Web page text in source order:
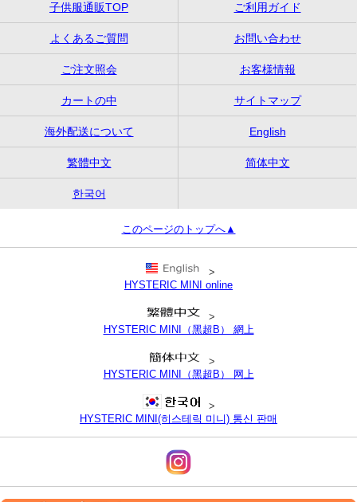
子供服通販TOP ご利用ガイド
よくあるご質問 お問い合わせ
ご注文照会 お客様情報
カートの中 サイトマップ
海外配送について English
繁體中文 简体中文
한국어
このページのトップへ▲
>
HYSTERIC MINI online
>
HYSTERIC MINI（黑超B） 網上
>
HYSTERIC MINI（黑超B） 网上
>
HYSTERIC MINI(히스테릭 미니) 통신 판매